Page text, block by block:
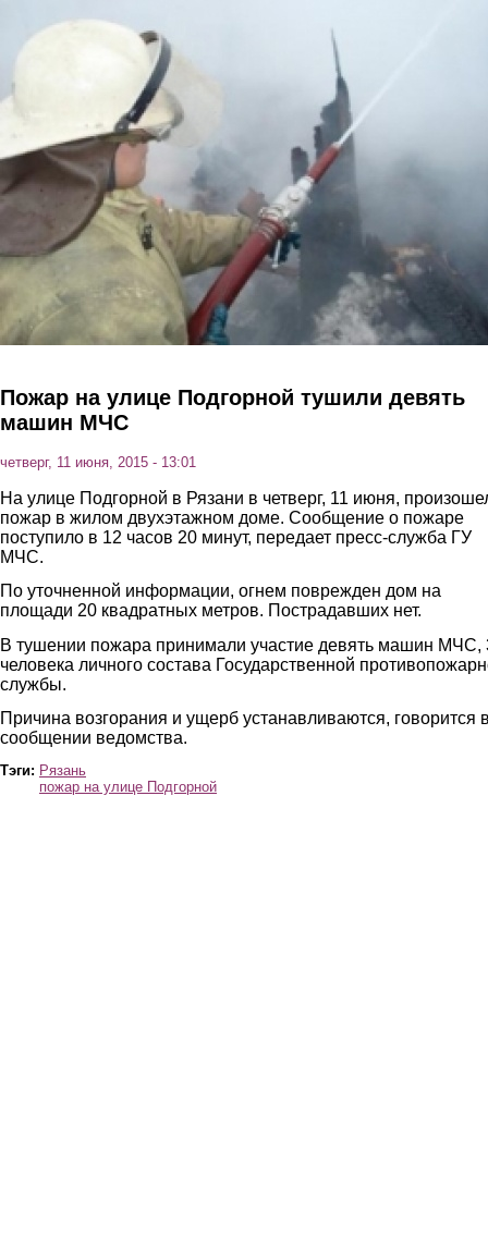
Пожар на улице Подгорной тушили девять
машин МЧС
четверг, 11 июня, 2015 - 13:01
На улице Подгорной в Рязани в четверг, 11 июня,
пожар в жилом двухэтажном доме. Сообщение о пожаре
поступило в 12 часов 20 минут, передает пресс-служба ГУ
МЧС.
По уточненной информации, огнем поврежден дом на
площади 20 квадратных метров. Пострадавших нет.
В тушении пожара принимали участие девять машин МЧС,
человека личного состава Государственной
службы.
Причина возгорания и ущерб устанавливаются, говорится
сообщении ведомства.
Тэги: Рязань
пожар на улице Подгорной